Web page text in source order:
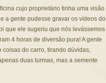
cujo proprietário tinha uma visão
a gente pudesse gravar os vídeos do
que ele sugeriu que nós levássemos
4 horas de diversão pura! A gente
do carro, tirando dúvidas,
duas turmas, mas a semente